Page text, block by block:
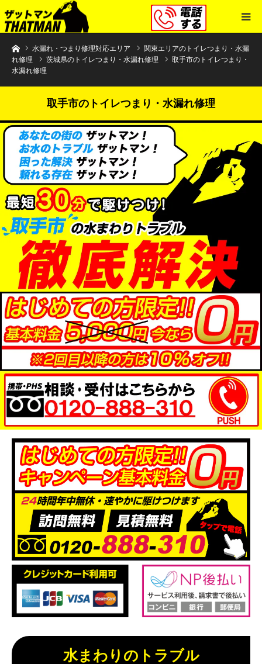
水まわりトラブル解決のザットマン
水漏れ・つまり修理対応エリア
関東エリアのトイレつまり・水漏
れ修理
茨城県のトイレつまり・水漏れ修理
取手市のトイレつまり・
水漏れ修理
取手市のトイレつまり・水漏れ修理
水まわりのトラブル